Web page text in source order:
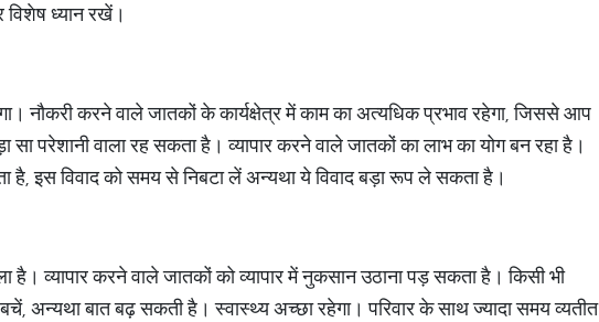
ध्यान रखें।
नौकरी करने वाले जातकों के कार्यक्षेत्र में काम का अत्यधिक प्रभाव रहेगा, जिससे आप
वाला रह सकता है। व्यापार करने वाले जातकों का लाभ का योग बन रहा है।
है, इस विवाद को समय से निबटा लें अन्यथा ये विवाद बड़ा रूप ले सकता है।
व्यापार करने वाले जातकों को व्यापार में नुकसान उठाना पड़ सकता है। किसी भी
अन्यथा बात बढ़ सकती है। स्वास्थ्य अच्छा रहेगा। परिवार के साथ ज्यादा समय व्यतीत